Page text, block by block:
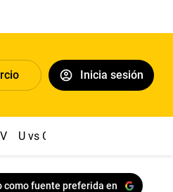
Inicia sesión
U vs Cristal
como fuente preferida en